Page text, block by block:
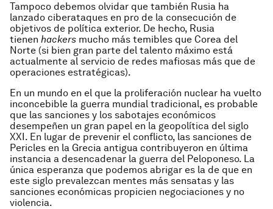
Tampoco debemos olvidar que también Rusia ha
lanzado ciberataques en pro de la consecución de
objetivos de política exterior. De hecho, Rusia
tienen hackers mucho más temibles que Corea del
Norte (si bien gran parte del talento máximo está
actualmente al servicio de redes mafiosas más que de
operaciones estratégicas).
En un mundo en el que la proliferación nuclear ha vuelto
inconcebible la guerra mundial tradicional, es probable
que las sanciones y los sabotajes económicos
desempeñen un gran papel en la geopolítica del siglo
XXI. En lugar de prevenir el conflicto, las sanciones de
Pericles en la Grecia antigua contribuyeron en última
instancia a desencadenar la guerra del Peloponeso. La
única esperanza que podemos abrigar es la de que en
este siglo prevalezcan mentes más sensatas y las
sanciones económicas propicien negociaciones y no
violencia.